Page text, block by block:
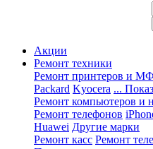
Акции
Ремонт техники
Ремонт принтеров и
Packard Kyocera ...
Ремонт компьютеров и
Ремонт телефонов
Huawei Другие марки
Ремонт касс Ремонт